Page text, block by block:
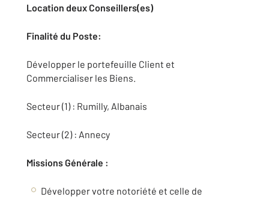
Location deux Conseillers(es)
Finalité du Poste:
Développer le portefeuille Client et
Commercialiser les Biens.
Secteur (1) : Rumilly, Albanais
Secteur (2) : Annecy
Missions Générale :
Développer votre notoriété et celle de